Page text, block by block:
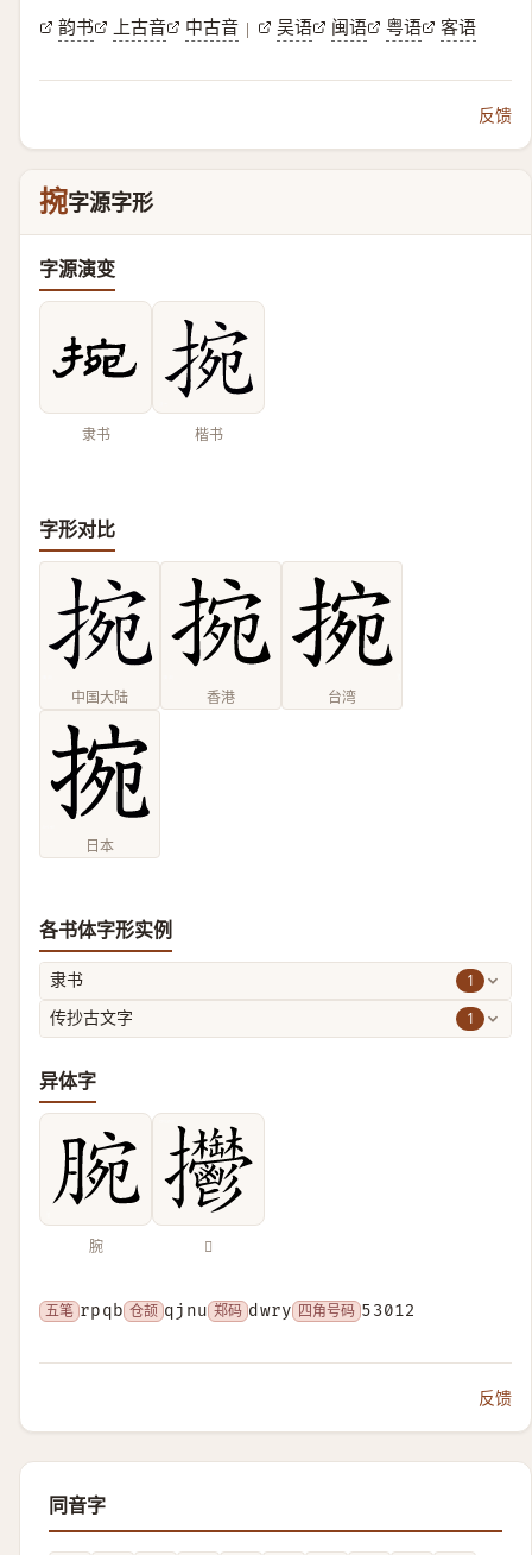
韵书 上古音 中古音 | 吴语 闽语 粤语 客语
反馈
捥字源字形
字源演变
隶书 楷书
字形对比
中国大陆 香港 台湾
日本
各书体字形实例
隶书 1
传抄古文字 1
异体字
腕 𢺴
五笔 rpqb 仓颉 qjnu 郑码 dwry 四角号码 53012
反馈
同音字